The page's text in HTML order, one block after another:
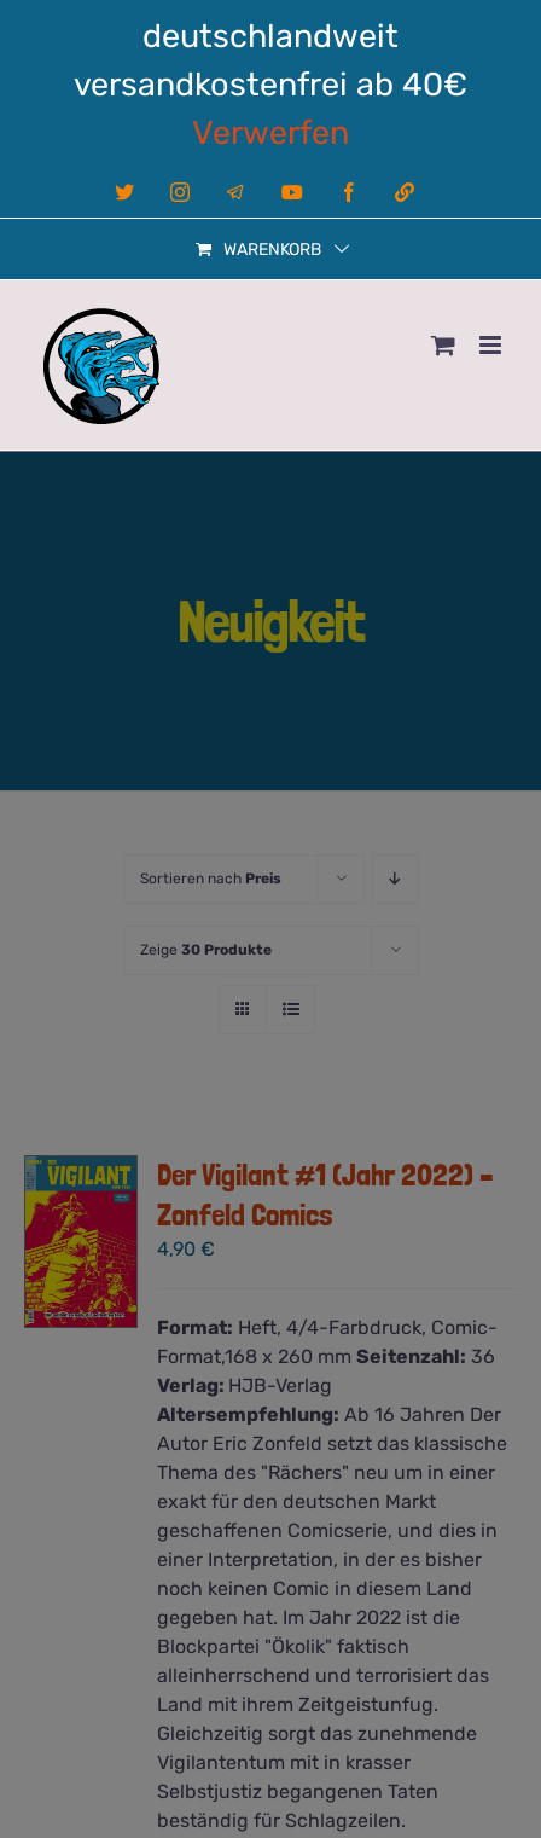
deutschlandweit
versandkostenfrei ab 40€
Verwerfen
X InstagramTelegram YouTube FacebookLinktree
WARENKORB
Neuigkeit
Sortieren nach Preis
Zeige 30 Produkte
Der Vigilant #1 (Jahr 2022) –
Zonfeld Comics
4,90€
Format: Heft, 4/4-Farbdruck, Comic-
Format,168 x 260 mmSeitenzahl: 36
Verlag: HJB-Verlag
Altersempfehlung: Ab 16 Jahren Der
Autor Eric Zonfeld setzt das klassische
Thema des "Rächers" neu um in einer
exakt für den deutschen Markt
geschaffenen Comicserie, und dies in
einer Interpretation, in der es bisher
noch keinen Comic in diesem Land
gegeben hat. Im Jahr 2022 ist die
Blockpartei "Ökolik" faktisch
alleinherrschend und terrorisiert das
Land mit ihrem Zeitgeistunfug.
Gleichzeitig sorgt das zunehmende
Vigilantentum mit in krasser
Selbstjustiz begangenen Taten
beständig für Schlagzeilen.